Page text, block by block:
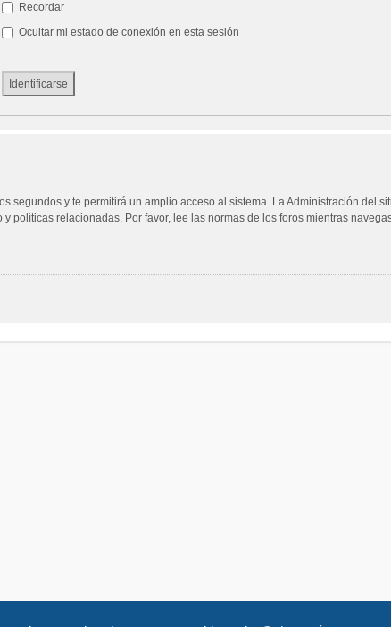
Recordar
Ocultar mi estado de conexión en esta sesión
segundos y te permitirá un amplio acceso al sistema. La Administración del
políticas relacionadas. Por favor, lee las normas de los foros mientras